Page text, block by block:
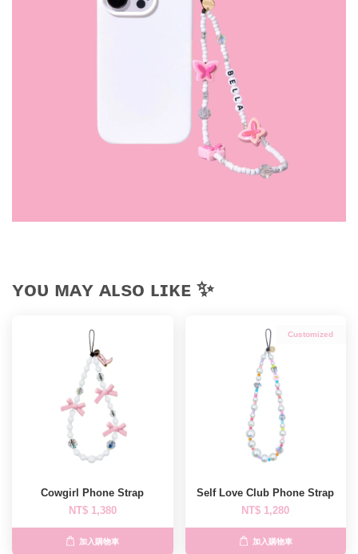
ʏᴏᴜ ᴍᴀʏ ᴀʟsᴏ ʟɪᴋᴇ ✨
Cowgirl Phone Strap
NT$ 1,380
加入購物車
Customized
Self Love Club Phone Strap
NT$ 1,280
加入購物車